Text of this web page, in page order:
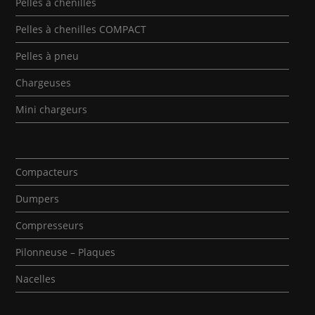
Pelles à chenilles COMPACT
Pelles à pneu
Chargeuses
Mini chargeurs
Compacteurs
Dumpers
Compresseurs
Pilonneuse – Plaques
Nacelles